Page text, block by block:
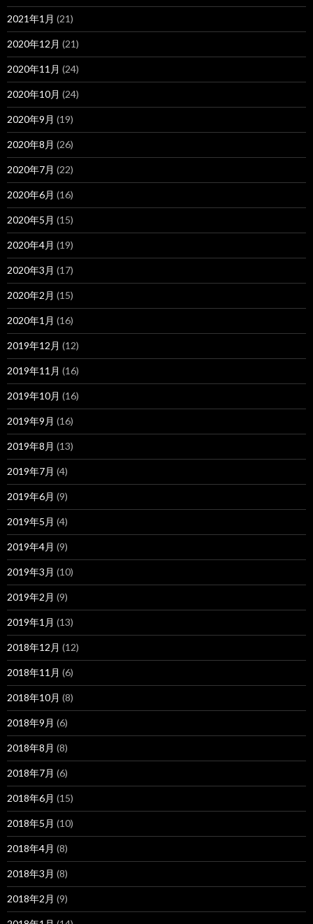
2021年1月 (21)
2020年12月 (21)
2020年11月 (24)
2020年10月 (24)
2020年9月 (19)
2020年8月 (26)
2020年7月 (22)
2020年6月 (16)
2020年5月 (15)
2020年4月 (19)
2020年3月 (17)
2020年2月 (15)
2020年1月 (16)
2019年12月 (12)
2019年11月 (16)
2019年10月 (16)
2019年9月 (16)
2019年8月 (13)
2019年7月 (4)
2019年6月 (9)
2019年5月 (4)
2019年4月 (9)
2019年3月 (10)
2019年2月 (9)
2019年1月 (13)
2018年12月 (12)
2018年11月 (6)
2018年10月 (8)
2018年9月 (6)
2018年8月 (8)
2018年7月 (6)
2018年6月 (15)
2018年5月 (10)
2018年4月 (8)
2018年3月 (8)
2018年2月 (9)